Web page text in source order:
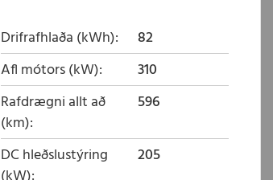
Drifrafhlaða (kWh)
82
Afl mótors (kW)
310
Rafdrægni allt að
(km)
596
DC hleðslustýring
205